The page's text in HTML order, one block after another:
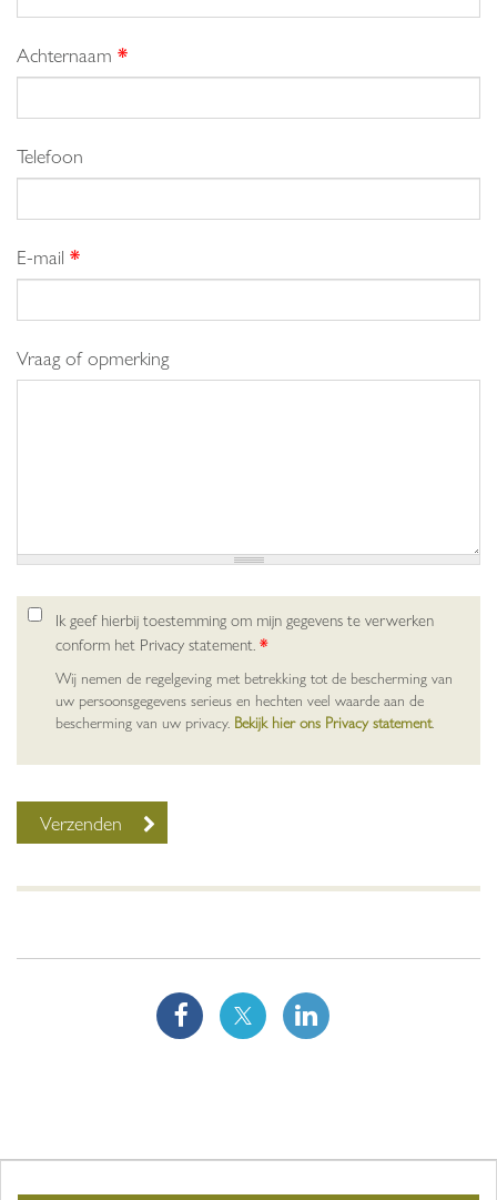
Achternaam *
Telefoon
E-mail *
Vraag of opmerking
Ik geef hierbij toestemming om mijn gegevens te verwerken
conform het Privacy statement.*
Wij nemen de regelgeving met betrekking tot de bescherming van
uw persoonsgegevens serieus en hechten veel waarde aan de
bescherming van uw privacy. Bekijk hier ons Privacy statement.